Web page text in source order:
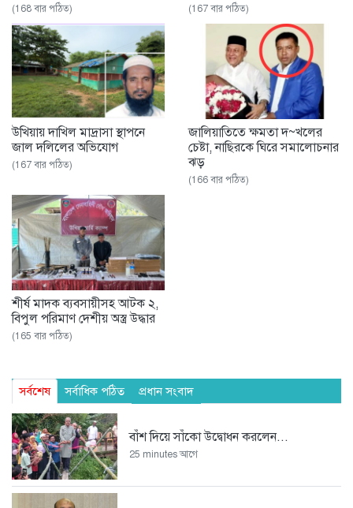
(168 বার পঠিত) (167 বার পঠিত)
উখিয়ায় দাখিল মাদ্রাসা স্থাপনে
জাল দলিলের অভিযোগ
(167 বার পঠিত)
জালিয়াতিতে ক্ষমতা দ~খলের
চেষ্টা, নাছিরকে ঘিরে সমালোচনার
ঝড়
(166 বার পঠিত)
শীর্ষ মাদক ব্যবসায়ীসহ আটক ২,
বিপুল পরিমাণ দেশীয় অস্ত্র উদ্ধার
(165 বার পঠিত)
সর্বশেষ সর্বাধিক পঠিত প্রধান সংবাদ
বাঁশ দিয়ে সাঁকো উদ্বোধন করলেন...
25 minutes আগে